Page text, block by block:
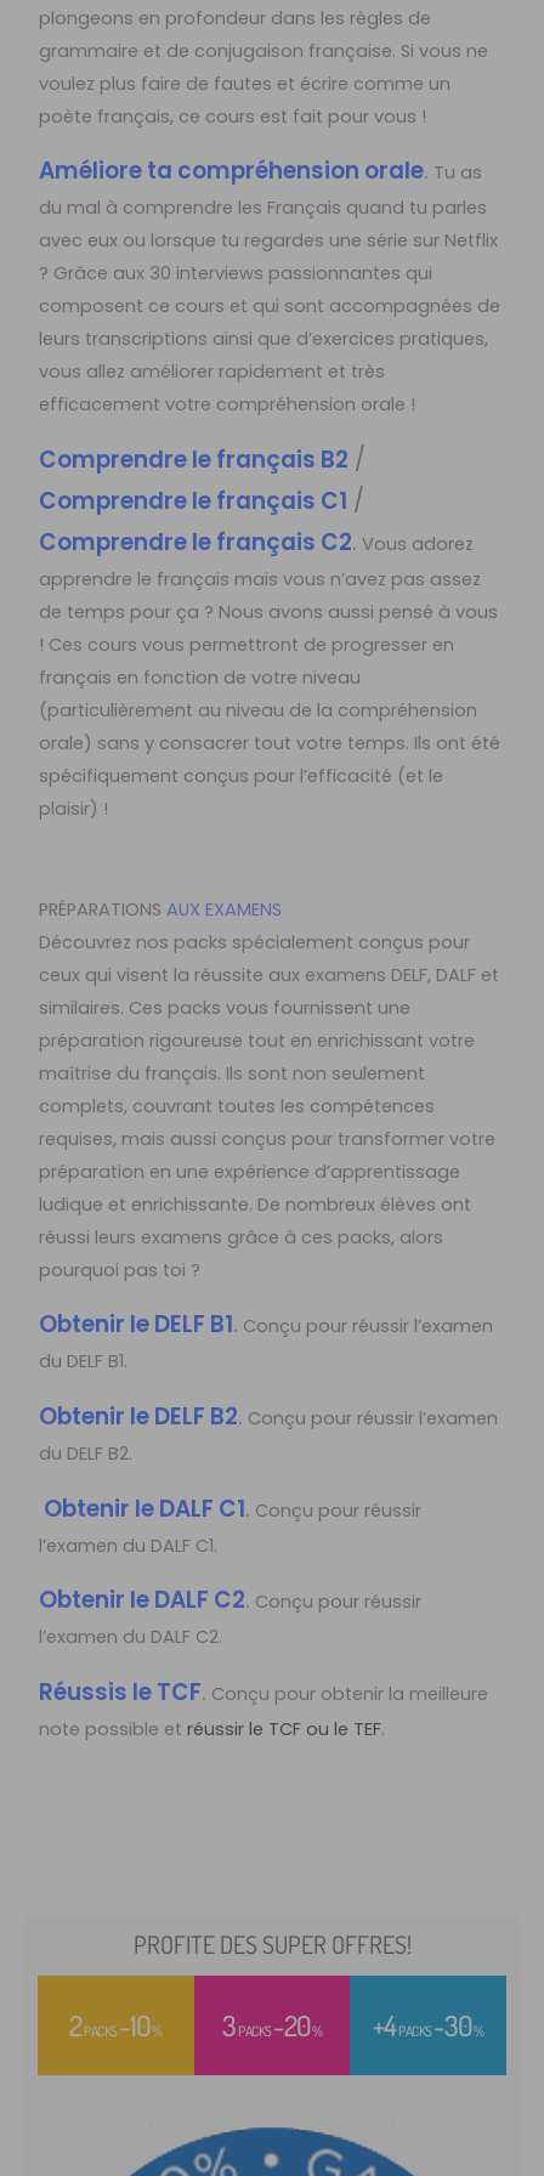
plongeons en profondeur dans les règles de
grammaire et de conjugaison française. Si vous ne
voulez plus faire de fautes et écrire comme un
poète français, ce cours est fait pour vous !
Améliore ta compréhension orale. Tu as
du mal à comprendre les Français quand tu parles
avec eux ou lorsque tu regardes une série sur Netflix
? Grâce aux 30 interviews passionnantes qui
composent ce cours et qui sont accompagnées de
leurs transcriptions ainsi que d’exercices pratiques,
vous allez améliorer rapidement et très
efficacement votre compréhension orale !
Comprendre le français B2 /
Comprendre le français C1 /
Comprendre le français C2. Vous adorez
apprendre le français mais vous n’avez pas assez
de temps pour ça ? Nous avons aussi pensé à vous
! Ces cours vous permettront de progresser en
français en fonction de votre niveau
(particulièrement au niveau de la compréhension
orale) sans y consacrer tout votre temps. Ils ont été
spécifiquement conçus pour l’efficacité (et le
plaisir) !
PRÉPARATIONSAUX EXAMENS
Découvrez nos packs spécialement conçus pour
ceux qui visent la réussite aux examens DELF, DALF et
similaires. Ces packs vous fournissent une
préparation rigoureuse tout en enrichissant votre
maîtrise du français. Ils sont non seulement
complets, couvrant toutes les compétences
requises, mais aussi conçus pour transformer votre
préparation en une expérience d’apprentissage
ludique et enrichissante. De nombreux élèves ont
réussi leurs examens grâce à ces packs, alors
pourquoi pas toi ?
Obtenir le DELF B1. Conçu pour réussir l’examen
du DELF B1.
Obtenir le DELF B2. Conçu pour réussir l’examen
du DELF B2.
Obtenir le DALF C1. Conçu pour réussir
l’examen du DALF C1.
Obtenir le DALF C2. Conçu pour réussir
l’examen du DALF C2.
Réussis le TCF. Conçu pour obtenir la meilleure
note possible etréussir le TCF ou le TEF.
PROFITE DES SUPER OFFRES!
2PACKS-10% 3 PACKS-20% +4PACKS-30%